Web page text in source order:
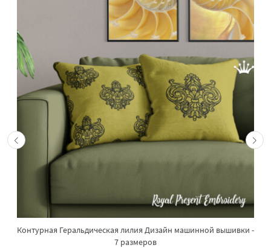
Контурная Геральдическая лилия Дизайн машинной вышивки -
7 размеров